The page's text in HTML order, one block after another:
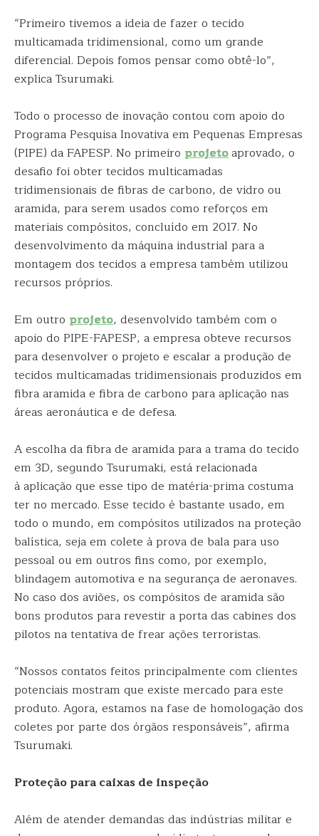
“Primeiro tivemos a ideia de fazer o tecido
multicamada tridimensional, como um grande
diferencial. Depois fomos pensar como obtê-lo”,
explica Tsurumaki.
Todo o processo de inovação contou com apoio do
Programa Pesquisa Inovativa em Pequenas Empresas
(PIPE) da FAPESP. No primeiro projetoaprovado, o
desafio foi obter tecidos multicamadas
tridimensionais de fibras de carbono, de vidro ou
aramida, para serem usados como reforços em
materiais compósitos, concluído em 2017. No
desenvolvimento da máquina industrial para a
montagem dos tecidos a empresa também utilizou
recursos próprios.
Em outro projeto, desenvolvido também com o
apoio do PIPE-FAPESP, a empresa obteve recursos
para desenvolver o projeto e escalar a produção de
tecidos multicamadas tridimensionais produzidos em
fibra aramida e fibra de carbono para aplicação nas
áreas aeronáutica e de defesa.
A escolha da fibra de aramida para a trama do tecido
em 3D, segundo Tsurumaki, está relacionada
à aplicação que esse tipo de matéria-prima costuma
ter no mercado. Esse tecido é bastante usado, em
todo o mundo, em compósitos utilizados na proteção
balística, seja em colete à prova de bala para uso
pessoal ou em outros fins como, por exemplo,
blindagem automotiva e na segurança de aeronaves.
No caso dos aviões, os compósitos de aramida são
bons produtos para revestir a porta das cabines dos
pilotos na tentativa de frear ações terroristas.
“Nossos contatos feitos principalmente com clientes
potenciais mostram que existe mercado para este
produto. Agora, estamos na fase de homologação dos
coletes por parte dos órgãos responsáveis”, afirma
Tsurumaki.
Proteção para caixas de inspeção
Além de atender demandas das indústrias militar e